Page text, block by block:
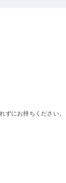
ずにお持ちください。